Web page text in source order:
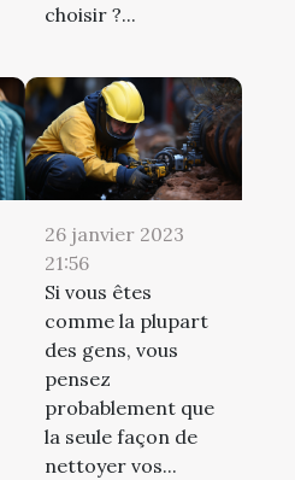
choisir ?...
26 janvier 2023
21:56
Si vous êtes
comme la plupart
des gens, vous
pensez
probablement que
la seule façon de
nettoyer vos...